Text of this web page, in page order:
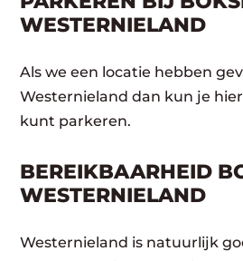
WESTERNIELAND
Als we een locatie hebben
Westernieland dan kun je
kunt parkeren.
BEREIKBAARHEID
WESTERNIELAND
Westernieland is natuurlijk